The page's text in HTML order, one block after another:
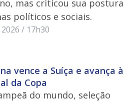
mas criticou sua postura
políticos e sociais.
2026 / 17h30
vence a Suíça e avança à
da Copa
do mundo, seleção